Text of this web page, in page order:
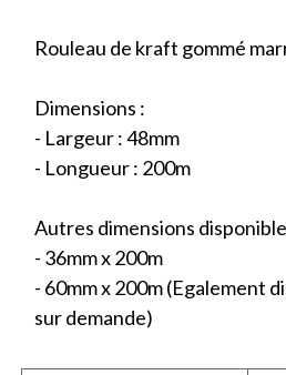
Rouleau de kraft gommé
Dimensions :
- Largeur : 48mm
- Longueur : 200m
Autres dimensions
- 36mm x 200m
- 60mm x 200m (Egalement
sur demande)